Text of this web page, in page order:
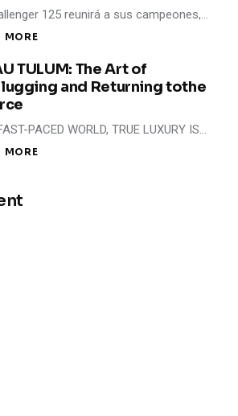
125 reunirá a sus campeones,…
MORE
TULUM: The Art of
and Returning tothe
PACED WORLD, TRUE LUXURY IS…
MORE